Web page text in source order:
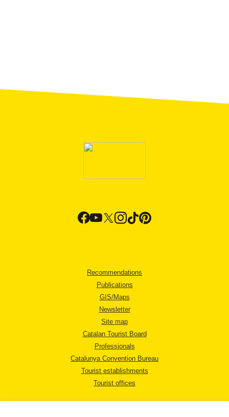
Recommendations
Publications
GIS/Maps
Newsletter
Site map
Catalan Tourist Board
Professionals
Catalunya Convention Bureau
Tourist establishments
Tourist offices